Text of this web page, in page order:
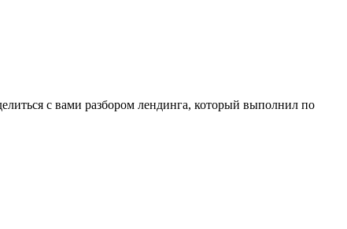
с вами разбором лендинга, который выполнил по